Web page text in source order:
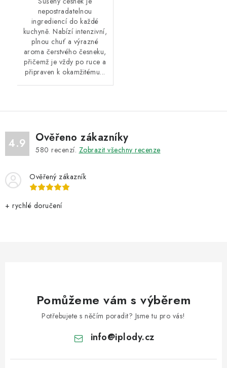
nepostradatelnou
ingrediencí do každé
kuchyně. Nabízí intenzivní,
plnou chuť a výrazné
aroma čerstvého česneku,
přičemž je vždy po ruce a
připraven k okamžitému...
4.9 Ověřeno zákazníky
580 recenzí. Zobrazit všechny recenze
Ověřený zákazník
+ rychlé doručení
Pomůžeme vám s výběrem
Potřebujete s něčím poradit? Jsme tu pro vás!
info@iplody.cz